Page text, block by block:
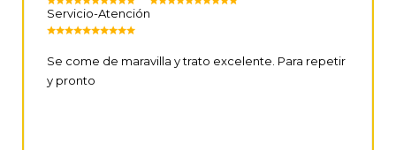
Servicio-Atención
Se come de maravilla y trato excelente. Para repetir
y pronto